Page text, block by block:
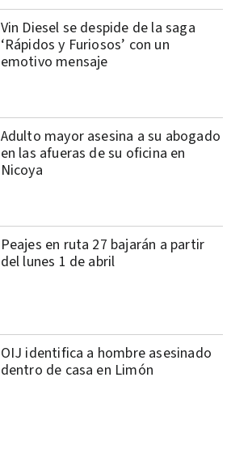
Vin Diesel se despide de la saga
‘Rápidos y Furiosos’ con un
emotivo mensaje
Adulto mayor asesina a su abogado
en las afueras de su oficina en
Nicoya
Peajes en ruta 27 bajarán a partir
del lunes 1 de abril
OIJ identifica a hombre asesinado
dentro de casa en Limón